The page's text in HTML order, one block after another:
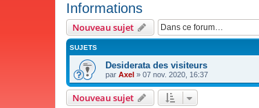
Informations
Nouveau sujet
SUJETS
Desiderata des visiteurs
par Axel » 07 nov. 2020, 16:37
Nouveau sujet